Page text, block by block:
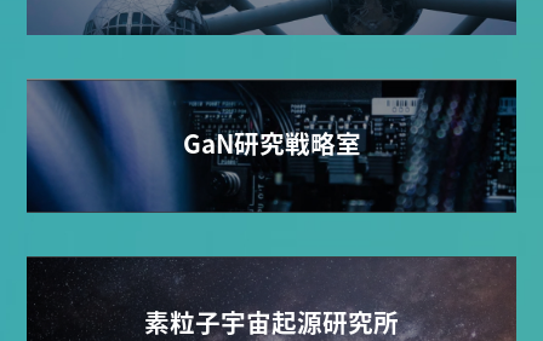
GaN研究戦略室
素粒子宇宙起源研究所